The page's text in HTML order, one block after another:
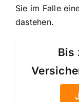
Sie im Falle
dastehen.
Bis